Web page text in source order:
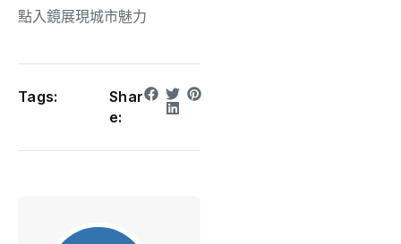
點入鏡展現城市魅力
Tags:
Shar
e: